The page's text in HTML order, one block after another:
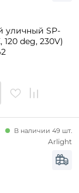
уличный SP-
deg, 230V)
В наличии 49 шт.
Arlight